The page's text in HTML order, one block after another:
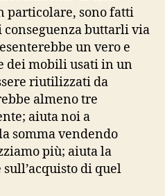
particolare, sono fatti
conseguenza buttarli via
un vero e
dei mobili usati in un
riutilizzati da
almeno tre
aiuta noi a
somma vendendo
più; aiuta la
di quel